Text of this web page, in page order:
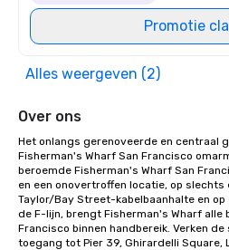
Promotie
Alles weergeven (2)
Over ons
Het onlangs gerenoveerde en centraal
Fisherman's Wharf San Francisco
beroemde Fisherman's Wharf San
en een onovertroffen locatie, op
Taylor/Bay Street-kabelbaanhalte en
de F-lijn, brengt Fisherman's Wharf alle
Francisco binnen handbereik. Verken
toegang tot Pier 39, Ghirardelli Square,